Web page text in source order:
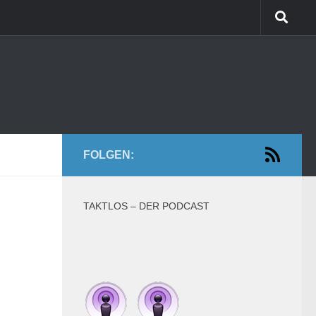
FOLGEN:
TAKTLOS – DER PODCAST